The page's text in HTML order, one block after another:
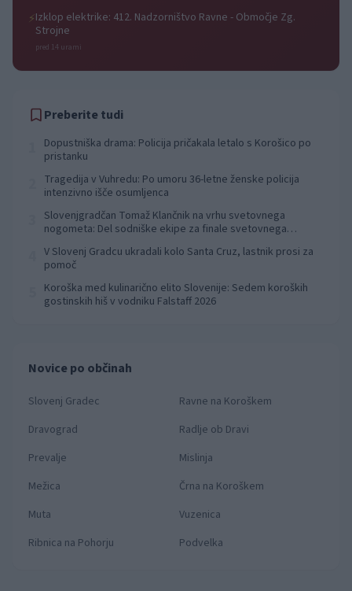
⚡Izklop elektrike: 412. Nadzorništvo Ravne - Območje Zg.
Strojne
pred 14 urami
Preberite tudi
Dopustniška drama: Policija pričakala letalo s Korošico po
pristanku
Tragedija v Vuhredu: Po umoru 36-letne ženske policija
intenzivno išče osumljenca
Slovenjgradčan Tomaž Klančnik na vrhu svetovnega
nogometa: Del sodniške ekipe za finale svetovnega
V Slovenj Gradcu ukradali kolo Santa Cruz, lastnik prosi za
pomoč
Koroška med kulinarično elito Slovenije: Sedem koroških
gostinskih hiš v vodniku Falstaff 2026
Novice po občinah
Slovenj Gradec
Ravne na Koroškem
Dravograd
Radlje ob Dravi
Prevalje
Mislinja
Mežica
Črna na Koroškem
Muta
Vuzenica
Ribnica na Pohorju
Podvelka